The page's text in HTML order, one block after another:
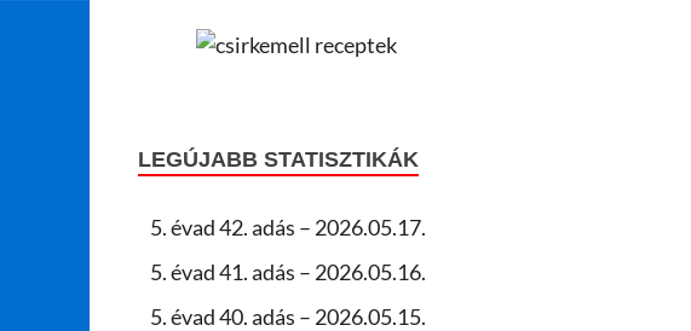
LEGÚJABB STATISZTIKÁK
5. évad 42. adás – 2026.05.17.
5. évad 41. adás – 2026.05.16.
5. évad 40. adás – 2026.05.15.